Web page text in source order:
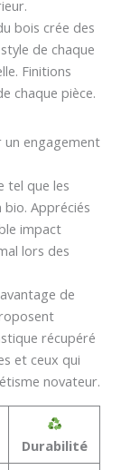
bois crée des
de chaque
Finitions
chaque pièce.
engagement
tel que les
Appréciés
impact
lors des
de
récupéré
et ceux qui
novateur.
Durabilité